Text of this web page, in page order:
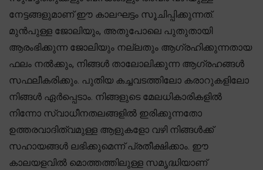
നേട്ടങ്ങളുമാണ് ഈ കാലഘട്ടം സൂചിപ്പിക്കുന്നത്.
മുൻപുള്ള ജോലിയും, അതുപോലെ പുതുതായി
ആരംഭിക്കുന്ന ജോലിയും നല്ലതും ആഗ്രഹിക്കുന്നതായ
ഫലം നൽക്കും, നിങ്ങൾ താലോലിക്കുന്ന ആഗ്രഹങ്ങൾ
സഫലീകരിക്കും. പുതിയ കച്ചവടത്തിലോ കരാറുകളിലോ
നിങ്ങൾ ഏർപ്പെടാം. നിങ്ങളുടെ മേലധികാരികളിൽ
നിന്നോ സ്വാധീനതലങ്ങളിൽ ഇരിക്കുന്നതോ
ഉത്തരവാദിത്വമുള്ള ആളുകളോ വഴി നിങ്ങൾക്ക്
സഹായങ്ങൾ ലഭിക്കുമെന്ന് പ്രതീക്ഷിക്കാം. ഈ
കാലയളവിൽ മൊത്തത്തിലുള്ള സമൃദ്ധിയാണ്